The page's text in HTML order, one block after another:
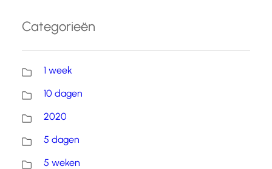
Categorieën
1 week
10 dagen
2020
5 dagen
5 weken